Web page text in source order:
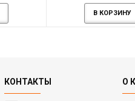
В КОРЗИНУ
КОНТАКТЫ О